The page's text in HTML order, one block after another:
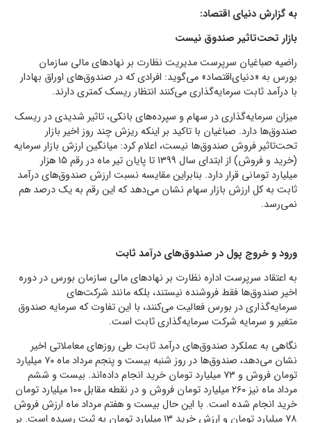
به گزارش دنیای اقتصاد:
بازار تحت‌تاثیر صندوق نیست
راضیه صباغیان سرپرست مدیریت نظارت بر نهادهای مالی سازمان
بورس به «دنیای‌اقتصاد» می‌گوید: افرادی که در صندوق‌های اوراق بهادار
با درآمد ثابت سرمایه‌گذاری می‌کنند انتظار ریسک کمتری دارند.
میزان سرمایه‌گذاری در سهام و سپرده‌های بانکی، تاثیر شدیدی در ریسک
صندوق‌ها دارد. صباغیان با تاکید بر اینکه ریزش چند روز اخیر بازار
تحت‌تاثیر فروش صندوق‌ها نیست، اعلام کرد: میانگین ارزش بازار سرمایه
(خرید و فروش) از ابتدای سال ۱۳۹۹ تا پایان تیر ماه در رقم ۱۵ هزار
میلیارد تومانی قرار دارد. بنابراین مقایسه نسبت ارزش صندوق‌های درآمد
ثابت به کل ارزش بازار سهام نشان می‌دهد که این رقم به یک درصد هم
نمی‌رسد.
ورود و خروج پول در صندوق‌های‌ درآمد ثابت
به اعتقاد سرپرست اداره نظارت بر نهادهای مالی سازمان بورس در دوره
اخیر صندوق‌ها فقط فروشنده نیستند، بلکه مانند شرکت‌‌های
سرمایه‌گذاری در بورس فعالیت می‌کنند، با این تفاوت که سرمایه صندوق
متغیر و سرمایه شرکت سرمایه‌گذاری ثابت است.
نگاهی به عملکرد صندوق‌های درآمد ثابت طی روز‌های معاملاتی اخیر
نشان می‌دهد، صندوق‌ها در روز شنبه بیست و پنجم مرداد ماه ۷۰ میلیارد
تومان فروش و ۷۳ میلیارد تومان خرید انجام داده‌اند. بیست و ششم
مرداد ماه نیز ۲۶۰ میلیارد تومان فروش و در نقطه مقابل ۱۰۰ میلیارد تومان
خرید انجام شده است. با این حال بیست و هفتم مرداد ماه ارزش فروش
۷۸ میلیارد تومان و ارزش خرید ۱۳ میلیارد تومان به ثبت رسیده است. بر